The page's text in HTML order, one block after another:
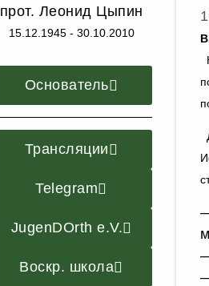
прот. Леонид Цыпин
15.12.1945 - 30.10.2010
Основатель
Трансляции
Telegram
JugenDOrth e.V.
Воскр. школа